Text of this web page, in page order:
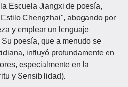
Escuela Jiangxi de poesía,
Chengzhai", abogando por
y emplear un lenguaje
poesía, que a menudo se
influyó profundamente en
especialmente en la
y Sensibilidad).